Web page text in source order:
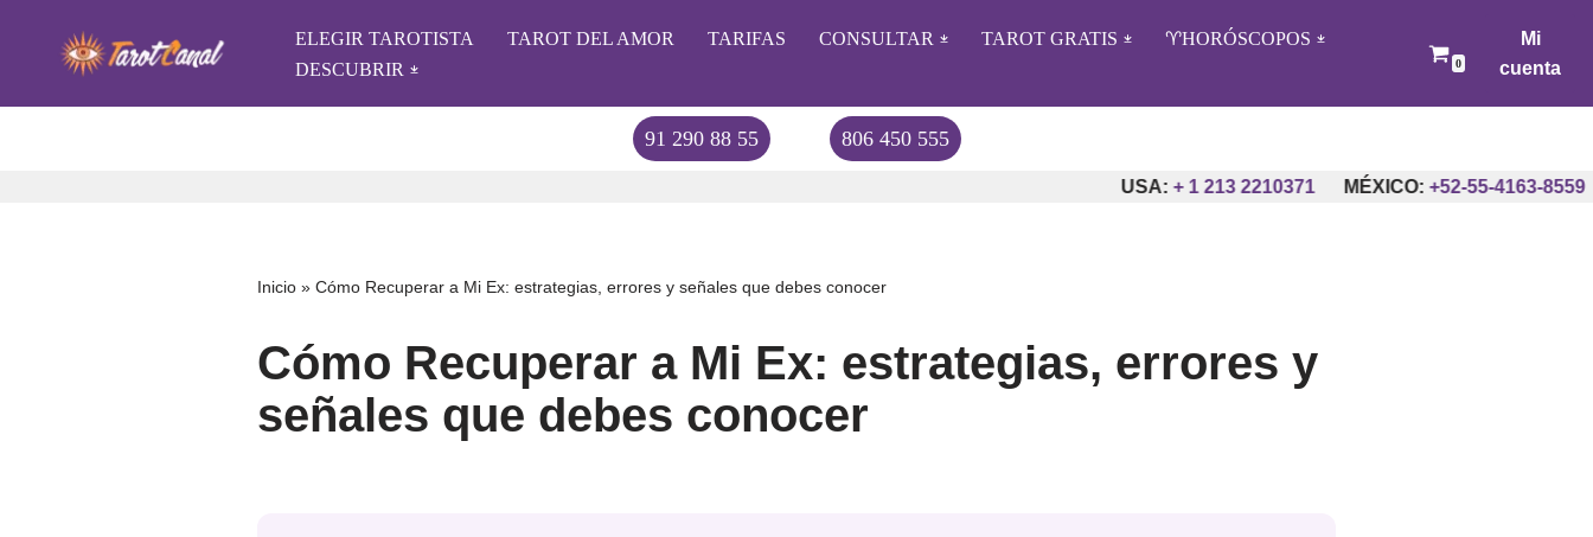
Saltar
ELEGIR TAROTISTA TAROT DEL AMOR TARIFAS CONSULTAR TAROT GRATIS
♈️HORÓSCOPOS
DESCUBRIR
0
Mi
cuenta
91 290 88 55 806 450 555
+ 1 213 2210371 MÉXICO:+52-55-4163-8559
Inicio» Cómo Recuperar a Mi Ex: estrategias, errores y señales que debes conocer
Cómo Recuperar a Mi Ex: estrategias, errores y
señales que debes conocer